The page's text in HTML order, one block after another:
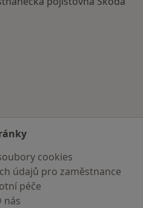
cookies
údajů pro zaměstnance
péče
nás